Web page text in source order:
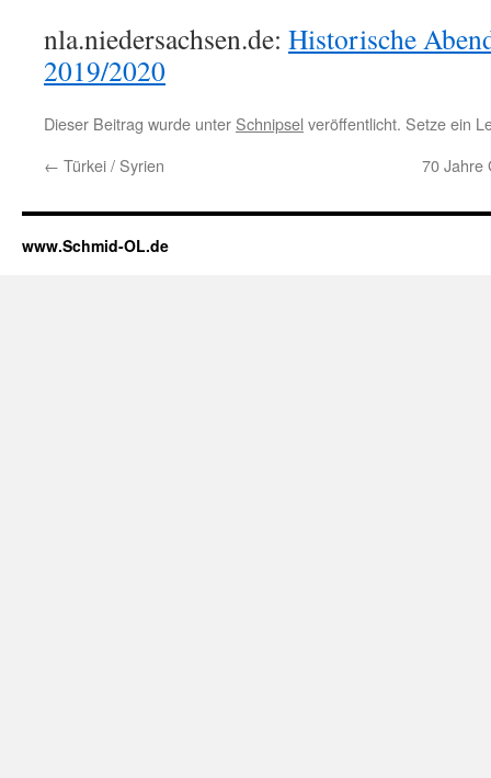
nla.niedersachsen.de: Historische
2019/2020
Dieser Beitrag wurde unter Schnipsel veröffentlicht. Setze ein
← Türkei / Syrien 70 Jahre
www.Schmid-OL.de